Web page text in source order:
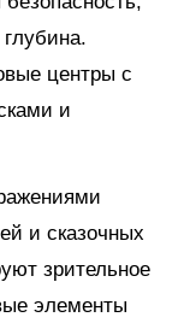
центры с
и
и сказочных
зрительное
элементы